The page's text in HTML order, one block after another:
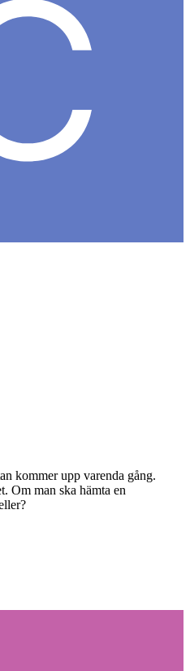
kommer upp varenda gång.
Om man ska hämta en